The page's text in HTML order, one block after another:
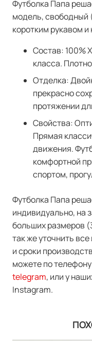
Футболка Папа
модель, свободный
коротким рукавом
Состав: 100%
класса.
Отделка:
прекрасно
протяжении
Свойства:
Прямая
движения.
комфортной
спортом,
Футболка Папа
индивидуально, на
больших размеров
так же уточнить
и сроки
можете по
telegram, или у
Instagram.